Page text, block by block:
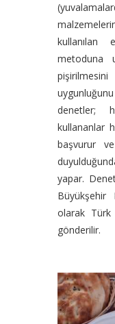
kullanılan
metoduna
denetler;
kullananlar
başvurur
yapar.
Büyükşehir
olarak
gönderilir.